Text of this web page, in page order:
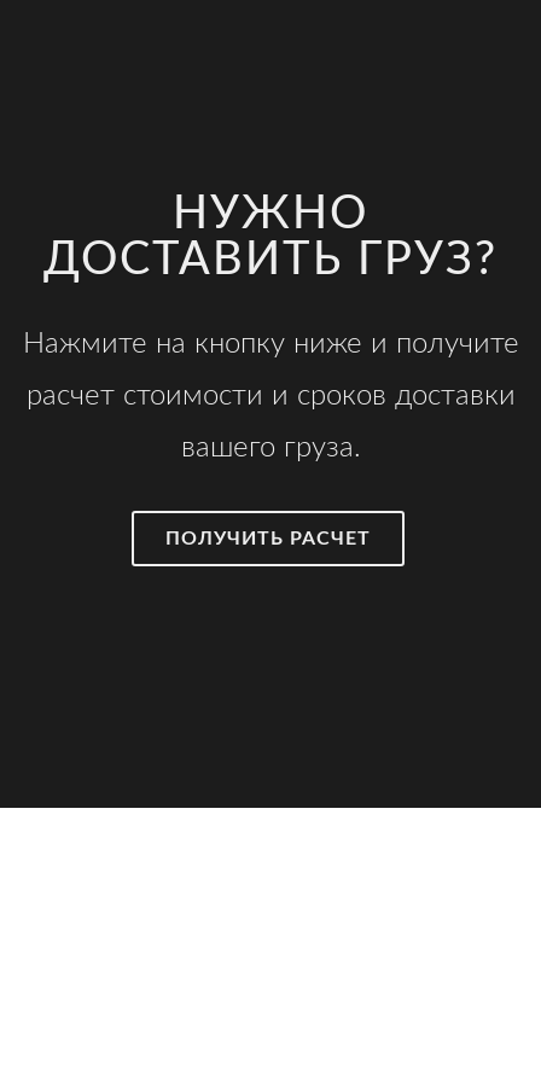
НУЖНО
ДОСТАВИТЬ ГРУЗ?
Нажмите на кнопку ниже и получите
расчет стоимости и сроков доставки
вашего груза.
ПОЛУЧИТЬ РАСЧЕТ